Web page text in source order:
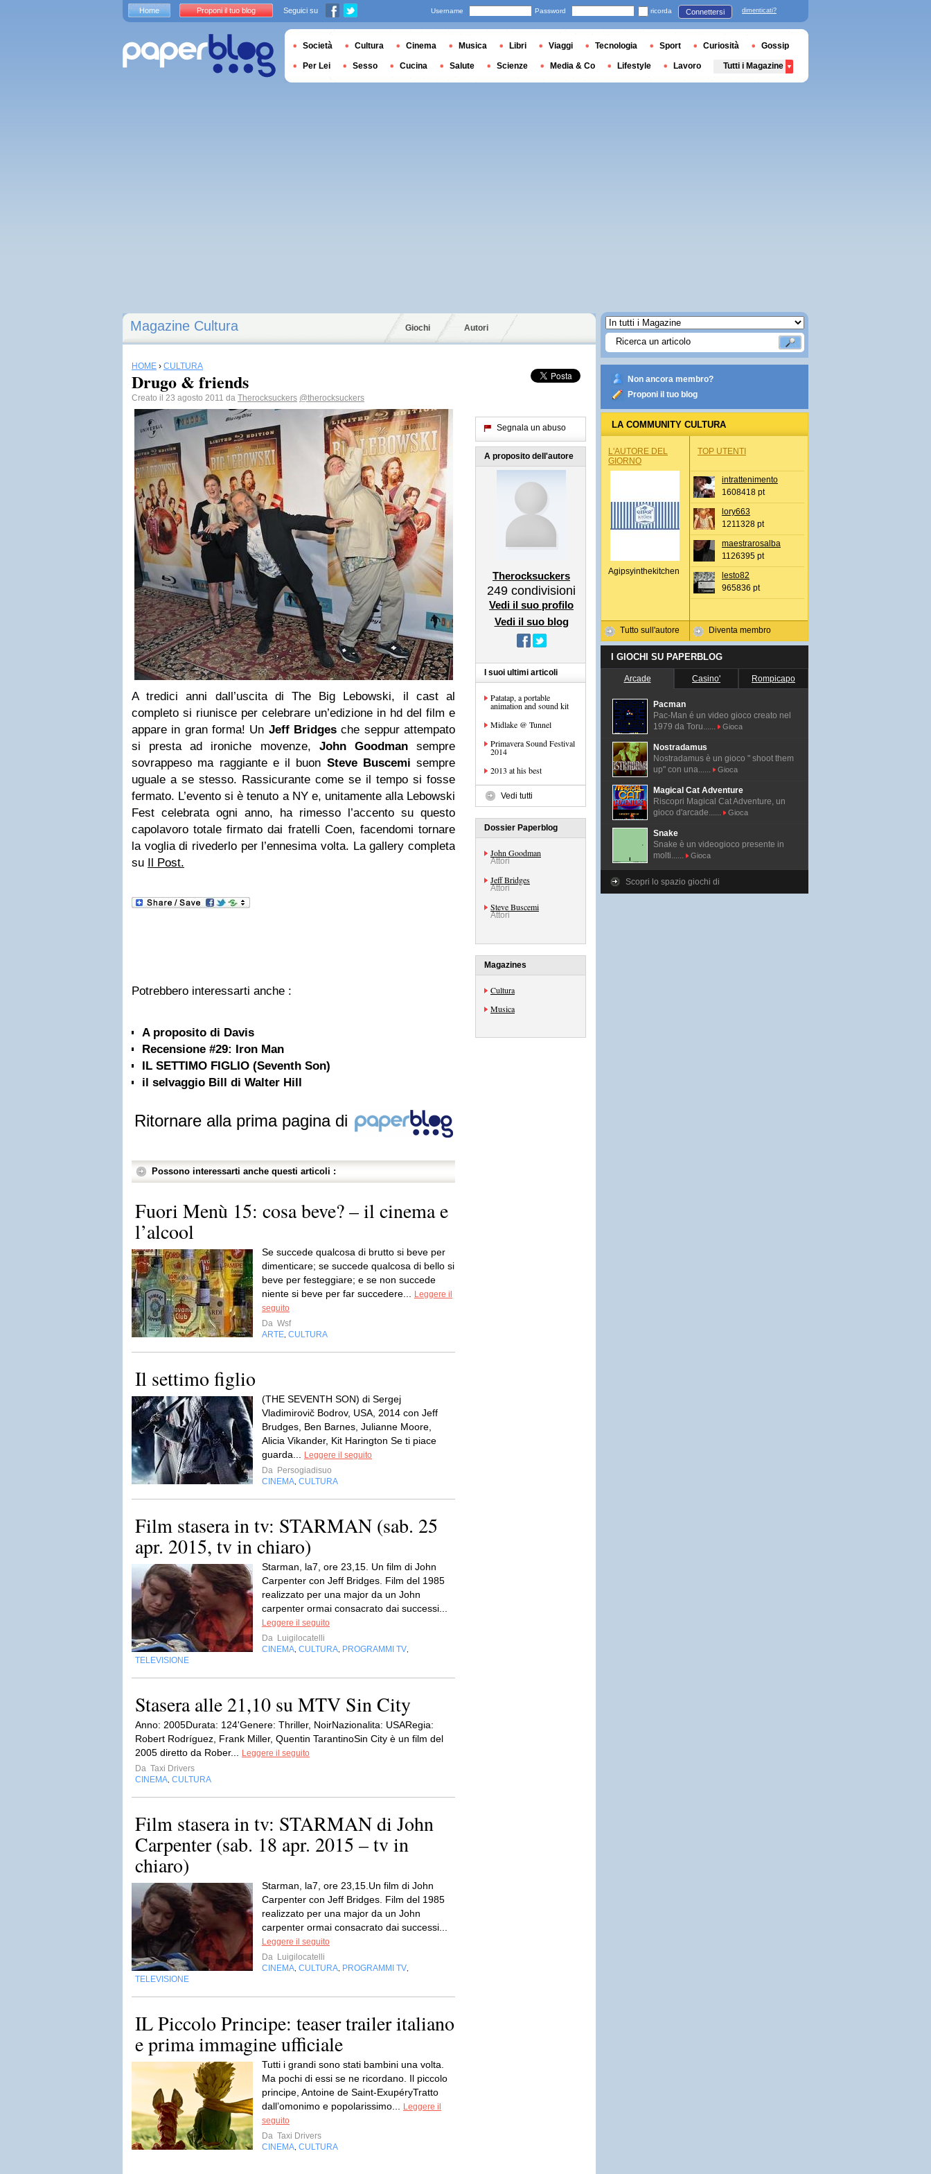
Magazine Cultura Giochi Autori
HOME › CULTURA
Drugo & friends
Creato il 23 agosto 2011 da Therocksuckers @therocksuckers
A tredici anni dall’uscita di The Big Lebowski, il cast al
completo si riunisce per celebrare un’edizione in hd del film e
appare in gran forma! Un Jeff Bridges che seppur attempato
si presta ad ironiche movenze, John Goodmansempre
sovrappeso ma raggiante e il buon Steve Buscemi sempre
uguale a se stesso. Rassicurante come se il tempo si fosse
fermato. L’evento si è tenuto a NY e, unitamente alla Lebowski
Fest celebrata ogni anno, ha rimesso l’accento su questo
capolavoro totale firmato dai fratelli Coen, facendomi tornare
la voglia di rivederlo per l’ennesima volta. La gallery completa
su Il Post.
Potrebbero interessarti anche :
A proposito di Davis
Recensione #29: Iron Man
IL SETTIMO FIGLIO (Seventh Son)
il selvaggio Bill di Walter Hill
Ritornare alla prima pagina di
Possono interessarti anche questi articoli :
Fuori Menù 15: cosa beve? – il cinema e
l’alcool
Se succede qualcosa di brutto si beve per
dimenticare; se succede qualcosa di bello si
beve per festeggiare; e se non succede
niente si beve per far succedere...
Leggere il
seguito
Da Wsf
ARTE CULTURA
Il settimo figlio
(THE SEVENTH SON) di Sergej
Vladimirovič Bodrov, USA, 2014 con Jeff
Brudges, Ben Barnes, Julianne Moore,
Alicia Vikander, Kit Harington Se ti piace
guarda...
Leggere il seguito
Da Persogiadisuo
CINEMA CULTURA
Film stasera in tv: STARMAN (sab. 25
apr. 2015, tv in chiaro)
Starman, la7, ore 23,15. Un film di John
Carpenter con Jeff Bridges. Film del 1985
realizzato per una major da un John
carpenter ormai consacrato dai successi...
Leggere il seguito
Da Luigilocatelli
CINEMA CULTURA PROGRAMMI TV
TELEVISIONE
Stasera alle 21,10 su MTV Sin City
Anno: 2005Durata: 124'Genere: Thriller, NoirNazionalita: USARegia:
Robert Rodríguez, Frank Miller, Quentin TarantinoSin City è un film del
2005 diretto da Rober...
Leggere il seguito
Da Taxi Drivers
CINEMA CULTURA
Film stasera in tv: STARMAN di John
Carpenter (sab. 18 apr. 2015 – tv in
chiaro)
Starman, la7, ore 23,15.Un film di John
Carpenter con Jeff Bridges. Film del 1985
realizzato per una major da un John
carpenter ormai consacrato dai successi...
Leggere il seguito
Da Luigilocatelli
CINEMA CULTURA PROGRAMMI TV
TELEVISIONE
IL Piccolo Principe: teaser trailer italiano
e prima immagine ufficiale
Tutti i grandi sono stati bambini una volta.
Ma pochi di essi se ne ricordano. Il piccolo
principe, Antoine de Saint-ExupéryTratto
dall’omonimo e popolarissimo...
Leggere il
seguito
Da Taxi Drivers
CINEMA CULTURA
Segnala un abuso
A proposito dell'autore
Therocksuckers
249 condivisioni
Vedi il suo profilo
Vedi il suo blog
I suoi ultimi articoli
Patatap, a portable
animation and sound kit
Midlake @ Tunnel
Primavera Sound Festival
2014
2013 at his best
Vedi tutti
Dossier Paperblog
John Goodman
Attori
Jeff Bridges
Attori
Steve Buscemi
Attori
Magazines
Cultura
Musica
Non ancora membro?
Proponi il tuo blog
LA COMMUNITY CULTURA
L'AUTORE DEL
GIORNO
Agipsyinthekitchen
Tutto sull'autore
TOP UTENTI
intrattenimento
1608418 pt
lory663
1211328 pt
maestrarosalba
1126395 pt
lesto82
965836 pt
Diventa membro
I GIOCHI SU PAPERBLOG
Arcade Casino' Rompicapo
Pacman
Pac-Man é un video gioco creato nel
1979 da Toru......
Gioca
Nostradamus
Nostradamus è un gioco " shoot them
up" con una......
Gioca
Magical Cat Adventure
Riscopri Magical Cat Adventure, un
gioco d'arcade......
Gioca
Snake
Snake è un videogioco presente in
molti......
Gioca
Scopri lo spazio giochi di
Home Proponi il tuo blog Seguici su Username Password ricorda Connettersi dimenticati?
Società Cultura Cinema Musica Libri Viaggi Tecnologia Sport Curiosità Gossip
Per Lei Sesso Cucina Salute Scienze Media & Co Lifestyle Lavoro Tutti i Magazine